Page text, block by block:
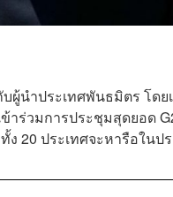
ผู้นำประเทศพันธมิตร โดย
าร่วมการประชุมสุดยอด
ง 20 ประเทศจะหารือใน